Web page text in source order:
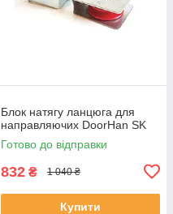
Блок натягу ланцюга для
направляючих DoorHan SK
Готово до відправки
832 ₴ 1 040 ₴
Купити